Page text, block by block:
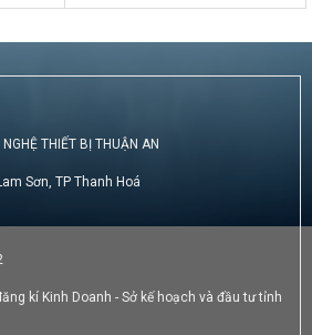
là:
tại
5.490.000₫.
THIẾT BỊ THUẬN AN
Sơn, TP Thanh Hoá
kí Kinh Doanh - Sở kế hoạch và đầu tư tỉnh